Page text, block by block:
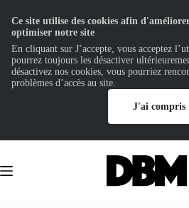
contenu
Ce site utilise des cookies afin
optimiser notre site
En cliquant sur J’accepte, vous acceptez
pourrez toujours les désactiver
désactivez nos cookies, vous pourriez
problèmes d’accès au site.
J'ai compris